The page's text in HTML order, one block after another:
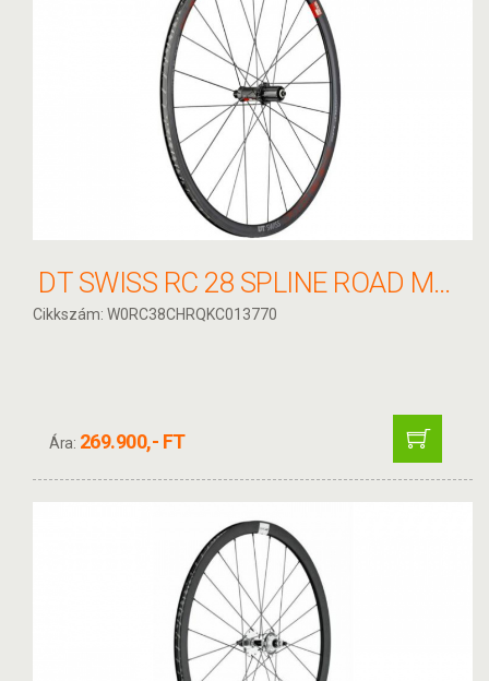
DT SWISS RC 28 SPLINE ROAD MON CHASSERAL CARBON PEREMES KERÉK HÁTSÓ
Cikkszám: W0RC38CHRQKC013770
Ára: 269.900,- FT